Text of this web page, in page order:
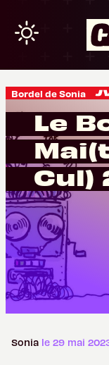
Bordel de Sonia
Le
Cul)
Sonia le 29 mai